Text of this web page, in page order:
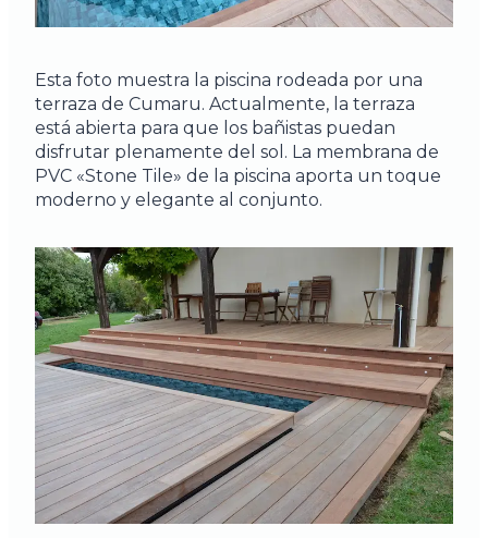
Esta foto muestra la piscina rodeada por una
terraza de Cumaru. Actualmente, la terraza
está abierta para que los bañistas puedan
disfrutar plenamente del sol. La membrana de
PVC «Stone Tile» de la piscina aporta un toque
moderno y elegante al conjunto.